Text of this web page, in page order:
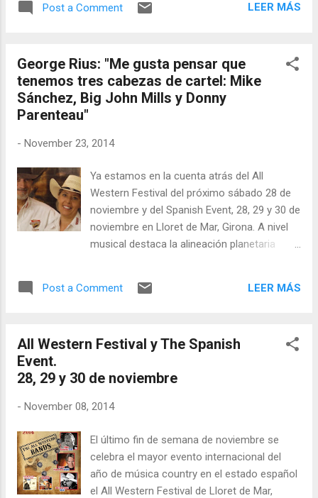
dirigida por George Rius -al que habíamos
hecho de celebrar clases y bailes pero la
diferencia es que el All Western está volcado
-salvo un par de actos-, en el llamado
Post a Comment LEER MÁS
George Rius: "Me gusta pensar que
tenemos tres cabezas de cartel: Mike
Sánchez, Big John Mills y Donny
Parenteau"
- November 23, 2014
Ya estamos en la cuenta atrás del All
Western Festival del próximo sábado 28 de
noviembre y del Spanish Event, 28, 29 y 30 de
noviembre en Lloret de Mar, Girona. A nivel
musical destaca la alineación planetaria
el country contemporáneo canadiense y el
nuestros country legends Cañones y
buen hacer y la profesionalidad del catalán
viernes.
Post a Comment LEER MÁS
All Western Festival y The Spanish
Event.
28, 29 y 30 de noviembre
- November 08, 2014
El último fin de semana de noviembre se
celebra el mayor evento internacional del
año de música country en el estado español
el All Western Festival de Lloret de Mar,